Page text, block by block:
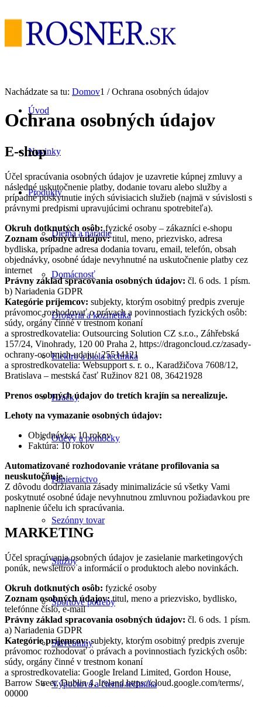
Úvod
Novinky
Produkty
Dielňa a náradie
Domácnosť
Drogéria a kozmetika
Elektro a biela technika
Hračky
Odevy a pomôcky
Papiernictvo
Sezónny tovar
Služby
Športové potreby
Stavebniny
Výpočtová a čierna technika
Nachádzate sa tu: Domov1 / Ochrana osobných údajov
Ochrana osobných údajov
E-shop
Účel spracúvania osobných údajov je uzavretie kúpnej zmluvy a
následné uskutočnenie platby, dodanie tovaru alebo služby a
prípadné poskytnutie iných súvisiacich služieb (najmä v súvislosti s
právnymi predpismi upravujúcimi ochranu spotrebiteľa).
Okruh dotknutých osôb:fyzické osoby – zákazníci e-shopu
Zoznam osobných údajov:titul, meno, priezvisko, adresa
bydliska, prípadne adresa dodania tovaru, email, telefón, obsah
objednávky, osobné údaje nevyhnutné na uskutočnenie platby cez
internet
Právny základ spracovania osobných údajov: čl. 6 ods. 1 písm.
b) Nariadenia GDPR
Kategórie príjemcov: subjekty, ktorým osobitný predpis zveruje
právomoc rozhodovať o právach a povinnostiach fyzických osôb:
súdy, orgány činné v trestnom konaní
a sprostredkovatelia: Outsourcing Solution CZ s.r.o., Záhřebská
157/24, Vinohrady, 120 00 Praha 2, https://dragoncloud.cz/zasady-
ochrany-osobnich-udaju/, 25514121
a sprostredkovatelia: Websupport s. r. o., Karadžičova 7608/12,
Bratislava – mestská časť Ružinov 821 08, 36421928
Prenos osobných údajov do tretích krajín sa nerealizuje.
Lehoty na vymazanie osobných údajov:
Objednávka: 10 rokov
Faktúra: 10 rokov
Automatizované rozhodovanie vrátane profilovania sa
neuskutočňuje.
Z dôvodu dodržiavania zásady minimalizácie sú všetky Vami
poskytnuté osobné údaje nevyhnutnou zmluvnou požiadavkou pre
naplnenie účelu ich spracúvania.
MARKETING
Účel spracúvania osobných údajov je zasielanie marketingových
ponúk, newslettrov a informácií o produktoch alebo novinkách.
Okruh dotknutých osôb: fyzické osoby
Zoznam osobných údajov:titul, meno a priezvisko, bydlisko,
telefónne číslo, e-mail
Právny základ spracovania osobných údajov: čl. 6 ods. 1 písm.
a) Nariadenia GDPR
Kategórie príjemcov:subjekty, ktorým osobitný predpis zveruje
právomoc rozhodovať o právach a povinnostiach fyzických osôb:
súdy, orgány činné v trestnom konaní
a sprostredkovatelia: Google Ireland Limited, Gordon House,
Barrow Street, Dublin 4, Ireland,https://cloud.google.com/terms/,
00000